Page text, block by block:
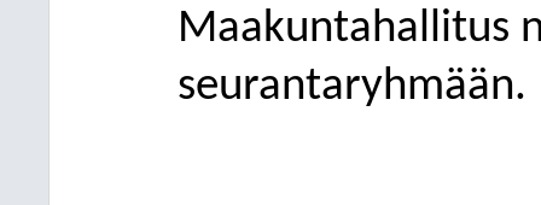
Maakuntahallitus
seurantaryhmään.